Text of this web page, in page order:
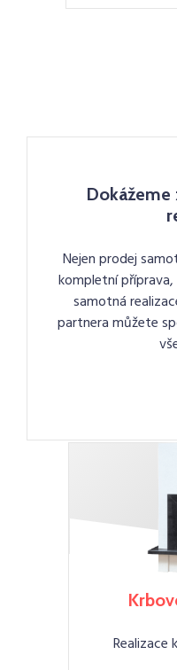
Nejen prodej
kompletní
samotná
partnera můžete
Realizace